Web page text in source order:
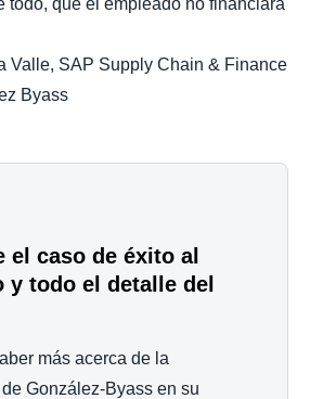
todo, que el empleado no financiara
Valle, SAP Supply Chain & Finance
Byass
el caso de éxito al
y todo el detalle del
más acerca de la
González-Byass en su